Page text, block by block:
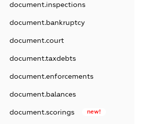
document.inspections
document.bankruptcy
document.court
document.taxdebts
document.enforcements
document.balances
document.scorings new!